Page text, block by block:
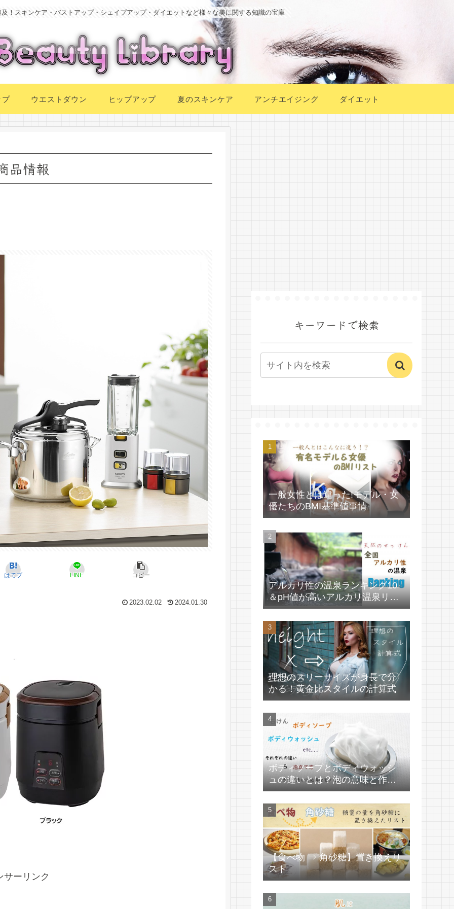
！スキンケア・バストアップ・シェイプアップ・ダイエットなど様々な美に関する知識の宝庫
プ ウエストダウン ヒップアップ 夏のスキンケア アンチエイジング ダイエット
品情報
はてブ LINE コピー
2023.02.02 2024.01.30
サーリンク
キーワードで検索
一般女性とは違った!モデル・女
優たちのBMI基準値事情
アルカリ性の温泉ランキング10
＆pH値が高いアルカリ温泉リス
ト
理想のスリーサイズが身長で分
かる！黄金比スタイルの計算式
ボディソープとボディウォッシ
ュの違いとは？泡の意味と作り
方
【食べ物 ⇒ 角砂糖】置き換えリ
スト